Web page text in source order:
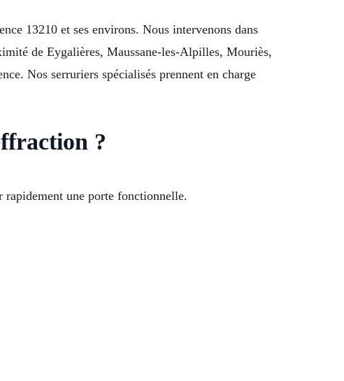
13210 et ses environs. Nous intervenons dans
de Eygalières, Maussane-les-Alpilles, Mouriès,
Nos serruriers spécialisés prennent en charge
?
rapidement une porte fonctionnelle.